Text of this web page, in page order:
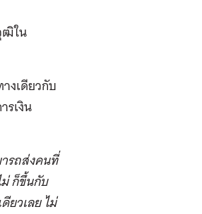
ฒิใน
งเดียวกับ
รเงิน
รถส่งคนที่
ก็ขึ้นกับ
ยวเลย ไม่